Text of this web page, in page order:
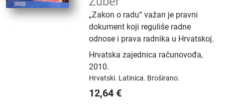
„Zakon o radu“ važan je pravni
dokument koji reguliše radne
odnose i prava radnika u Hrvatskoj.
Hrvatska zajednica računovođa,
2010.
Hrvatski. Latinica. Broširano.
12,64 €